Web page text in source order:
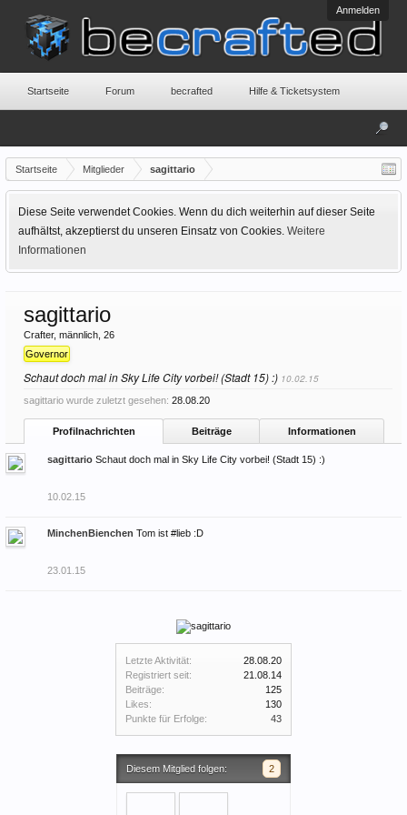
Anmelden
Startseite Mitglieder sagittario
Diese Seite verwendet Cookies. Wenn du dich weiterhin auf dieser Seite
aufhältst, akzeptierst du unseren Einsatz von Cookies. Weitere
Informationen
Letzte Aktivität:
28.08.20
Registriert seit:
21.08.14
Beiträge:
125
Likes:
130
Punkte für Erfolge:
43
Diesem Mitglied folgen: 2
sagittario
Crafter, männlich, 26
Governor
Schaut doch mal in Sky Life City vorbei! (Stadt 15) :) 10.02.15
sagittario wurde zuletzt gesehen: 28.08.20
Profilnachrichten Beiträge Informationen
sagittario Schaut doch mal in Sky Life City vorbei! (Stadt 15) :)
10.02.15
MinchenBienchen Tom ist #lieb :D
23.01.15
Startseite Forum becrafted Hilfe & Ticketsystem